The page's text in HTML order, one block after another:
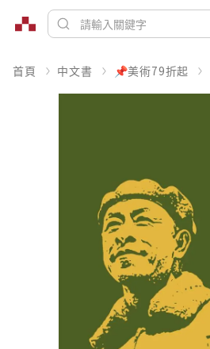
首頁 中文書 📌美術79折起